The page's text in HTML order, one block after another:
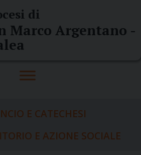
di
Marco Argentano -
E CATECHESI
E AZIONE SOCIALE